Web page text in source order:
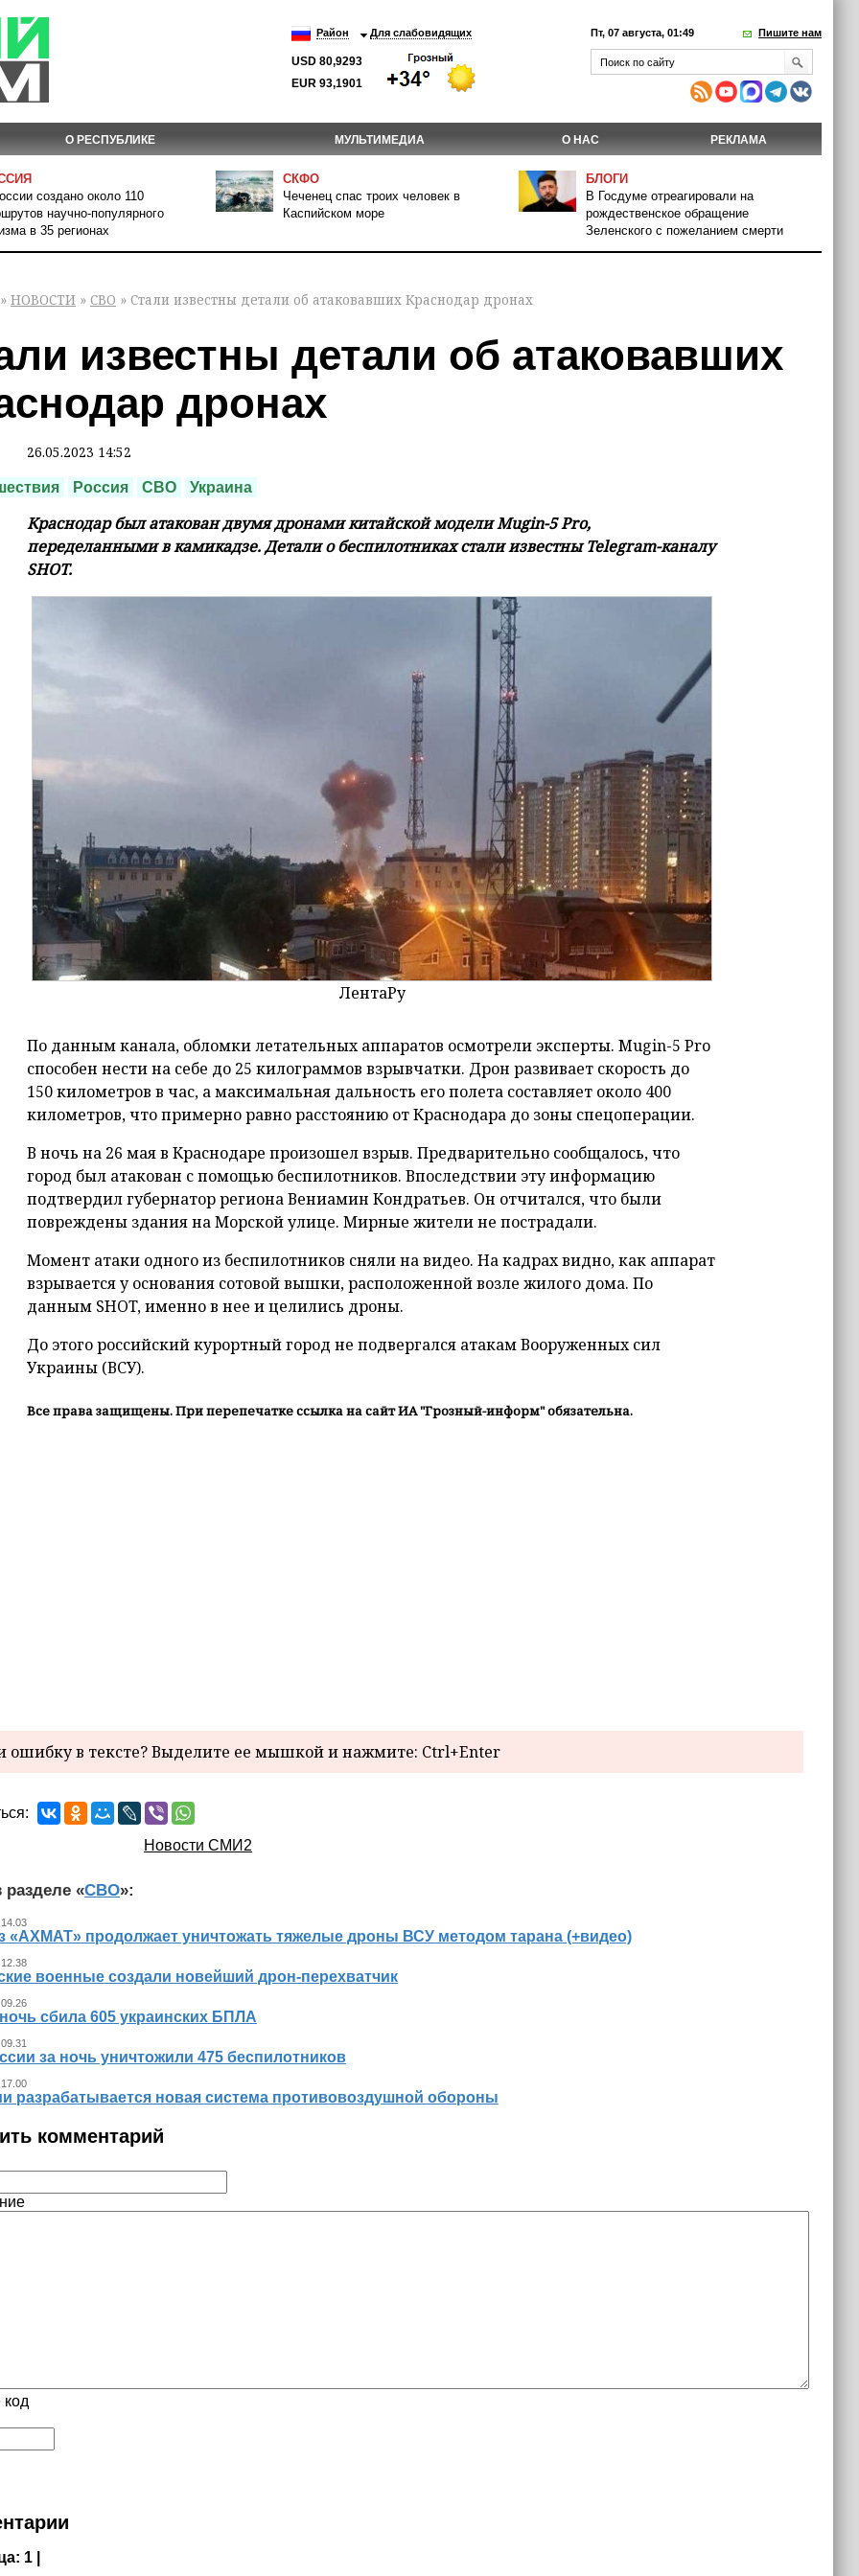
Район Для слабовидящих
USD 80,9293
EUR 93,1901
Пт, 07 августа, 01:49 Пишите нам
О РЕСПУБЛИКЕ МУЛЬТИМЕДИА О НАС РЕКЛАМА
создано около 110
научно-популярного
в 35 регионах
СКФО
Чеченец спас троих человек в
Каспийском море
БЛОГИ
В Госдуме отреагировали на
рождественское обращение
Зеленского с пожеланием смерти
» НОВОСТИ » СВО » Стали известны детали об атаковавших Краснодар дронах
известны детали об атаковавших
дронах
26.05.2023 14:52
Россия СВО Украина
Краснодар был атакован двумя дронами китайской модели Mugin-5 Pro,
переделанными в камикадзе. Детали о беспилотниках стали известны Telegram-каналу
SHOT.
ЛентаРу
По данным канала, обломки летательных аппаратов осмотрели эксперты. Mugin-5 Pro
способен нести на себе до 25 килограммов взрывчатки. Дрон развивает скорость до
150 километров в час, а максимальная дальность его полета составляет около 400
километров, что примерно равно расстоянию от Краснодара до зоны спецоперации.
В ночь на 26 мая в Краснодаре произошел взрыв. Предварительно сообщалось, что
город был атакован с помощью беспилотников. Впоследствии эту информацию
подтвердил губернатор региона Вениамин Кондратьев. Он отчитался, что были
повреждены здания на Морской улице. Мирные жители не пострадали.
Момент атаки одного из беспилотников сняли на видео. На кадрах видно, как аппарат
взрывается у основания сотовой вышки, расположенной возле жилого дома. По
данным SHOT, именно в нее и целились дроны.
До этого российский курортный город не подвергался атакам Вооруженных сил
Украины (ВСУ).
Все права защищены. При перепечатке ссылка на сайт ИА "Грозный-информ" обязательна.
в тексте? Выделите ее мышкой и нажмите: Ctrl+Enter
Новости СМИ2
разделе «СВО»:
«АХМАТ» продолжает уничтожать тяжелые дроны ВСУ методом тарана (+видео)
военные создали новейший дрон-перехватчик
сбила 605 украинских БПЛА
за ночь уничтожили 475 беспилотников
разрабатывается новая система противовоздушной обороны
комментарий
код
1 |